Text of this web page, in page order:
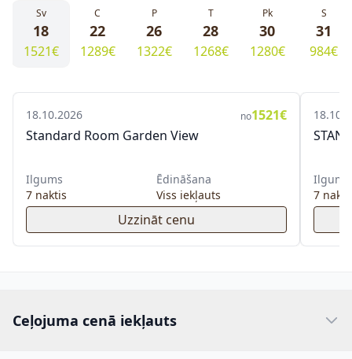
Sv
18
1521€
C
22
1289€
P
26
1322€
T
28
1268€
Pk
30
1280€
S
31
984€
18.10.2026 no1521€
Standard Room Garden View
Ilgums
7 naktis
Ēdināšana
Viss iekļauts
Uzzināt cenu
Ilgums
7
Ceļojuma cenā iekļauts